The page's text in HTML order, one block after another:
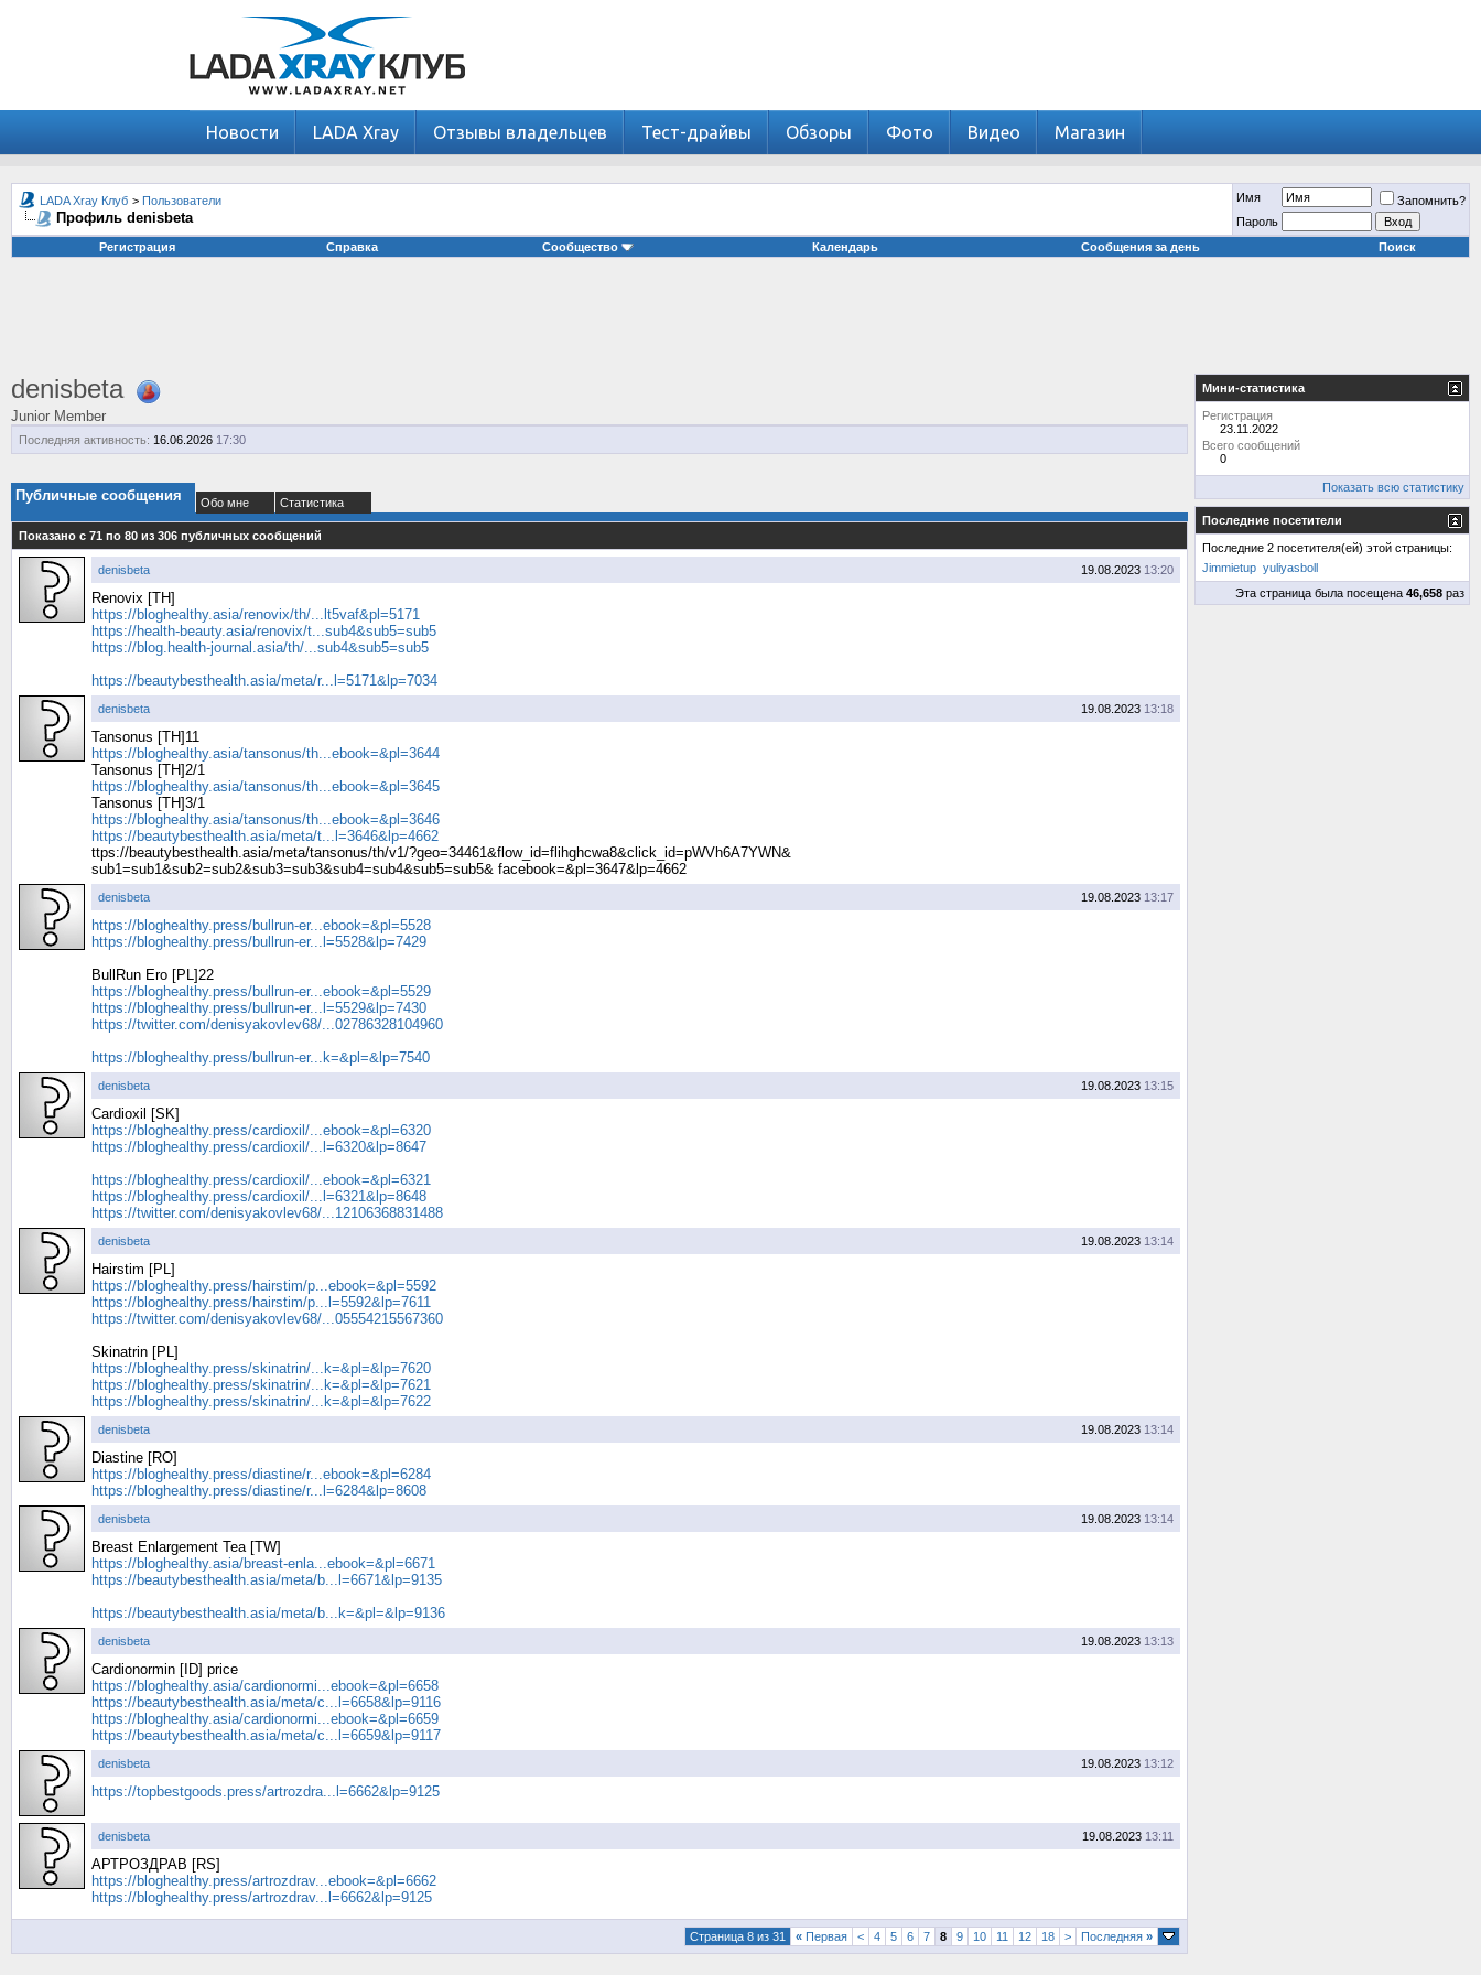
Новости LADA Xray Отзывы владельцев Тест-драйвы Обзоры Фото Видео Магазин
LADA Xray Клуб > Пользователи
Профиль denisbeta
Имя
Запомнить?
Пароль
Регистрация
Справка Сообщество Календарь Сообщения за день Поиск
denisbeta
Junior Member
Последняя активность: 16.06.2026 17:30
Публичные сообщения Обо мне Статистика
Показано с 71 по 80 из 306 публичных сообщений
19.08.2023 13:20
denisbeta
Renovix [TH]
https://bloghealthy.asia/renovix/th/...lt5vaf&pl=5171
https://health-beauty.asia/renovix/t...sub4&sub5=sub5
https://blog.health-journal.asia/th/...sub4&sub5=sub5
https://beautybesthealth.asia/meta/r...l=5171&lp=7034
19.08.2023 13:18
denisbeta
Tansonus [TH]11
https://bloghealthy.asia/tansonus/th...ebook=&pl=3644
Tansonus [TH]2/1
https://bloghealthy.asia/tansonus/th...ebook=&pl=3645
Tansonus [TH]3/1
https://bloghealthy.asia/tansonus/th...ebook=&pl=3646
https://beautybesthealth.asia/meta/t...l=3646&lp=4662
ttps://beautybesthealth.asia/meta/tansonus/th/v1/?geo=34461&flow_id=flihghcwa8&click_id=pWVh6A7YWN&
sub1=sub1&sub2=sub2&sub3=sub3&sub4=sub4&sub5=sub5& facebook=&pl=3647&lp=4662
19.08.2023 13:17
denisbeta
https://bloghealthy.press/bullrun-er...ebook=&pl=5528
https://bloghealthy.press/bullrun-er...l=5528&lp=7429
BullRun Ero [PL]22
https://bloghealthy.press/bullrun-er...ebook=&pl=5529
https://bloghealthy.press/bullrun-er...l=5529&lp=7430
https://twitter.com/denisyakovlev68/...02786328104960
https://bloghealthy.press/bullrun-er...k=&pl=&lp=7540
19.08.2023 13:15
denisbeta
Cardioxil [SK]
https://bloghealthy.press/cardioxil/...ebook=&pl=6320
https://bloghealthy.press/cardioxil/...l=6320&lp=8647
https://bloghealthy.press/cardioxil/...ebook=&pl=6321
https://bloghealthy.press/cardioxil/...l=6321&lp=8648
https://twitter.com/denisyakovlev68/...12106368831488
19.08.2023 13:14
denisbeta
Hairstim [PL]
https://bloghealthy.press/hairstim/p...ebook=&pl=5592
https://bloghealthy.press/hairstim/p...l=5592&lp=7611
https://twitter.com/denisyakovlev68/...05554215567360
Skinatrin [PL]
https://bloghealthy.press/skinatrin/...k=&pl=&lp=7620
https://bloghealthy.press/skinatrin/...k=&pl=&lp=7621
https://bloghealthy.press/skinatrin/...k=&pl=&lp=7622
19.08.2023 13:14
denisbeta
Diastine [RO]
https://bloghealthy.press/diastine/r...ebook=&pl=6284
https://bloghealthy.press/diastine/r...l=6284&lp=8608
19.08.2023 13:14
denisbeta
Breast Enlargement Tea [TW]
https://bloghealthy.asia/breast-enla...ebook=&pl=6671
https://beautybesthealth.asia/meta/b...l=6671&lp=9135
https://beautybesthealth.asia/meta/b...k=&pl=&lp=9136
19.08.2023 13:13
denisbeta
Cardionormin [ID] price
https://bloghealthy.asia/cardionormi...ebook=&pl=6658
https://beautybesthealth.asia/meta/c...l=6658&lp=9116
https://bloghealthy.asia/cardionormi...ebook=&pl=6659
https://beautybesthealth.asia/meta/c...l=6659&lp=9117
19.08.2023 13:12
denisbeta
https://topbestgoods.press/artrozdra...l=6662&lp=9125
19.08.2023 13:11
denisbeta
АРТРОЗДРАВ [RS]
https://bloghealthy.press/artrozdrav...ebook=&pl=6662
https://bloghealthy.press/artrozdrav...l=6662&lp=9125
Страница 8 из 31 « Первая < 4 5 6 7 8 9 10 11 12 18 > Последняя »
Мини-статистика
Регистрация
23.11.2022
Всего сообщений
0
Показать всю статистику
Последние посетители
Последние 2 посетителя(ей) этой страницы:
Jimmietup yuliyasboll
Эта страница была посещена 46,658 раз